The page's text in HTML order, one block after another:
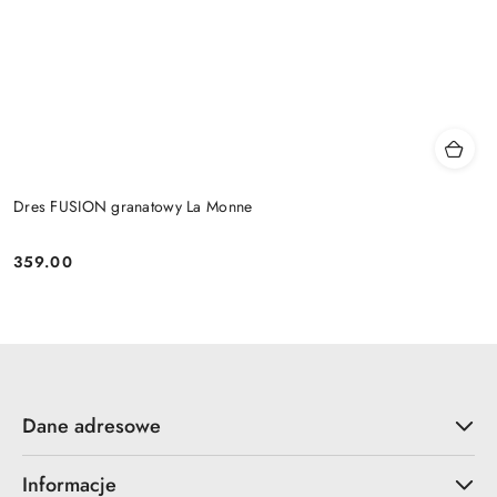
Dres FUSION granatowy La Monne
Cena:
359.00
Dane adresowe
Informacje